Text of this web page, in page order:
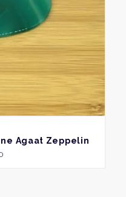
Agaat Zeppelin